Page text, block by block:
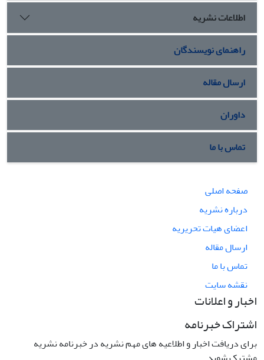
اطلاعات نشریه
راهنمای نویسندگان
ارسال مقاله
داوران
تماس با ما
صفحه اصلی
درباره نشریه
اعضای هیات تحریریه
ارسال مقاله
تماس با ما
نقشه سایت
اخبار و اعلانات
اشتراک خبرنامه
برای دریافت اخبار و اطلاعیه های مهم نشریه در خبرنامه نشریه